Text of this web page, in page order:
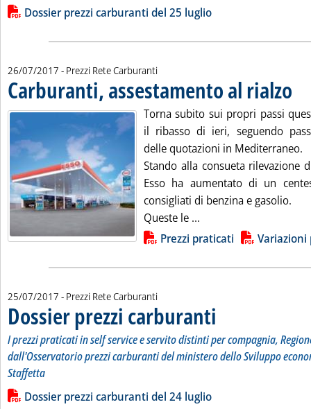
Leggi tutta la notizia: 'Dossier prezzi carburanti'
Lista allegati PDF alla notizia
Dossier prezzi carburanti del 25 luglio
26/07/2017 - Prezzi Rete Carburanti
Carburanti, assestamento al rialzo
Torna subito sui propri passi
il ribasso di ieri, seguendo
delle quotazioni in Mediterraneo.
Stando alla consueta rilevazione
Esso ha aumentato di un
consigliati di benzina e gasolio.
Queste le ...
Lista allegati PDF alla notiziaPrezzi praticati Variazioni
25/07/2017 - Prezzi Rete Carburanti
Dossier prezzi carburanti
I prezzi praticati in self service e servito distinti per compagnia,
dall'Osservatorio prezzi carburanti del ministero dello Sviluppo
Staffetta
Leggi tutta la notizia: 'Dossier prezzi carburanti'
Lista allegati PDF alla notizia
Dossier prezzi carburanti del 24 luglio